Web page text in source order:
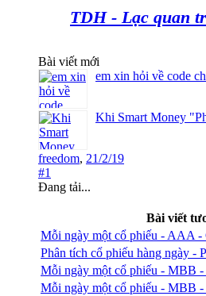
TDH - Lạc quan
Bài viết mới
em xin hỏi về code
Khi Smart Money
freedom, 21/2/19
#1
Đang tải...
Bài viết
Mỗi ngày một cổ phiếu - AAA -
Phân tích cổ phiếu hàng ngày -
Mỗi ngày một cổ phiếu - MBB -
Mỗi ngày một cổ phiếu - MBB -